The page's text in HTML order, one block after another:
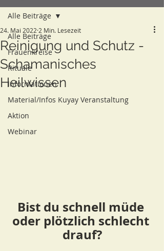
Alle Beiträge
Frauenkreise
Rituale
Informationen
Material/Infos Kuyay Veranstaltung
Aktion
Webinar
Alle Beiträge
Reinigung und Schutz -
Schamanisches
Heilwissen
24. Mai 2022 2 Min. Lesezeit
Bist du schnell müde
oder plötzlich schlecht
drauf?